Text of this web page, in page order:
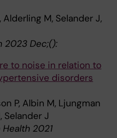
M, Selander J,
2023 Dec;():
to noise in relation to
disorders
P, Albin M, Ljungman
Selander J
2021